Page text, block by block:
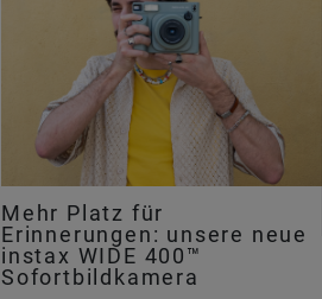
Mehr Platz für
Erinnerungen: unsere neue
instax WIDE 400™
Sofortbildkamera